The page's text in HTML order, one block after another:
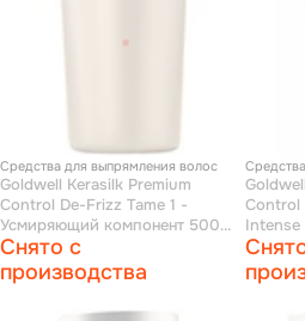
Средства для выпрямления волос
Goldwell Kerasilk Premium
Control De-Frizz Tame 1 -
Усмиряющий компонент 500
мл
Снято с
производства
Control